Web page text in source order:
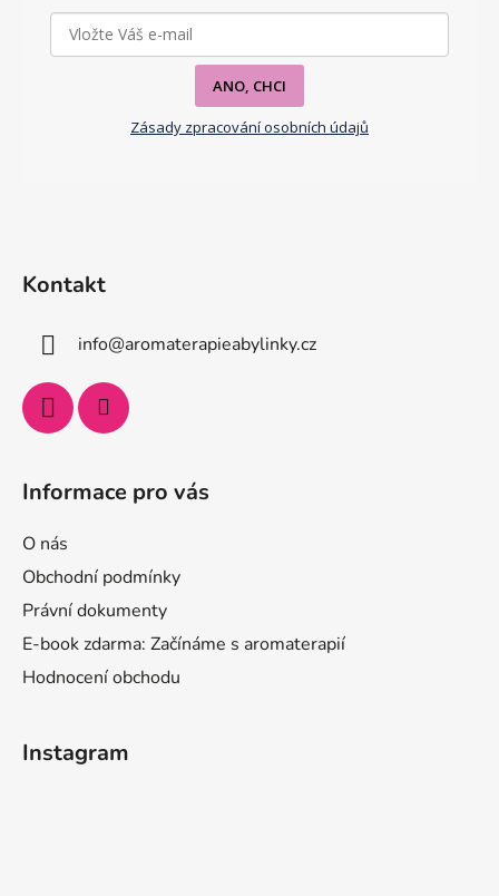
ANO, CHCI
Zásady zpracování osobních údajů
Kontakt
info@aromaterapieabylinky.cz
Informace pro vás
O nás
Obchodní podmínky
Právní dokumenty
E-book zdarma: Začínáme s aromaterapií
Hodnocení obchodu
Instagram